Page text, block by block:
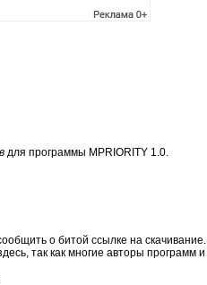
для программы MPRIORITY 1.0.
о битой ссылке на скачивание.
так как многие авторы программ и